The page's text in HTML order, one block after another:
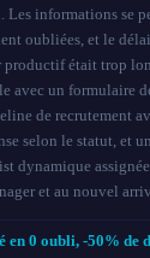
Les informations se
oubliées, et le
productif était trop
avec un formulaire
de recrutement
selon le statut, et
dynamique assignée
et au nouvel
en 0 oubli, -50% de